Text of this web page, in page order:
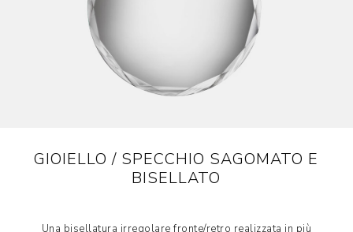
GIOIELLO / SPECCHIO SAGOMATO E
BISELLATO
Una bisellatura irregolare fronte/retro realizzata in più